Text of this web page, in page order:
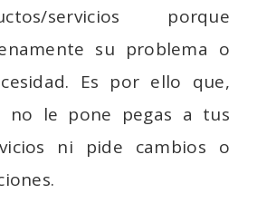
servicios porque
su problema o
Es por ello que,
no le pone pegas a tus
ni pide cambios o